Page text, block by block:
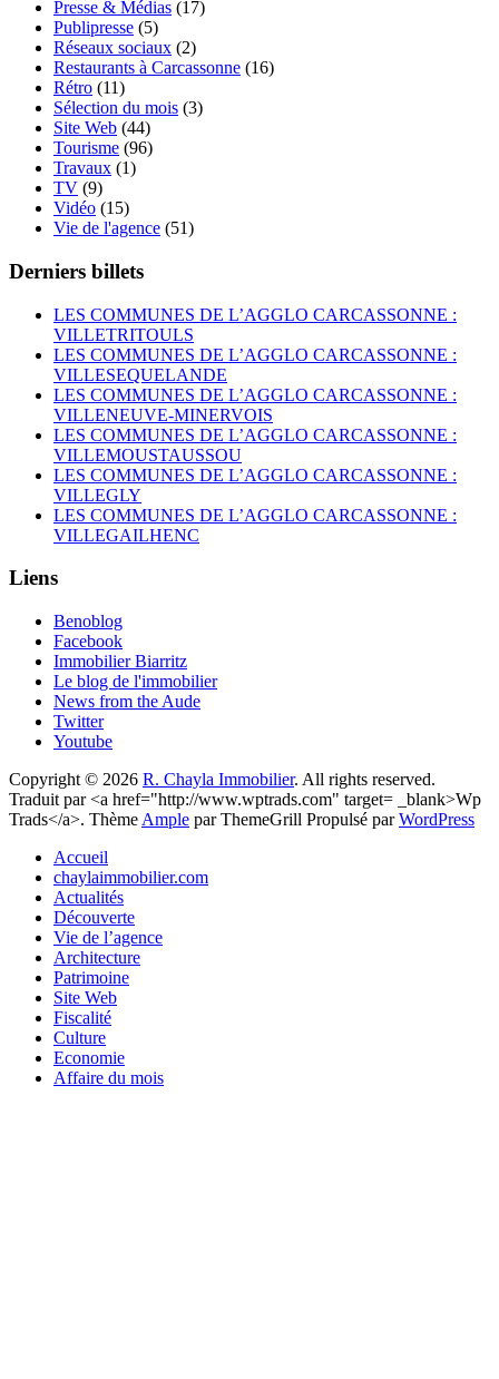
Presse & Médias (17)
Publipresse (5)
Réseaux sociaux (2)
Restaurants à Carcassonne (16)
Rétro (11)
Sélection du mois (3)
Site Web (44)
Tourisme (96)
Travaux (1)
TV (9)
Vidéo (15)
Vie de l'agence (51)
Derniers billets
LES COMMUNES DE L’AGGLO CARCASSONNE :
VILLETRITOULS
LES COMMUNES DE L’AGGLO CARCASSONNE :
VILLESEQUELANDE
LES COMMUNES DE L’AGGLO CARCASSONNE :
VILLENEUVE-MINERVOIS
LES COMMUNES DE L’AGGLO CARCASSONNE :
VILLEMOUSTAUSSOU
LES COMMUNES DE L’AGGLO CARCASSONNE :
VILLEGLY
LES COMMUNES DE L’AGGLO CARCASSONNE :
VILLEGAILHENC
Liens
Benoblog
Facebook
Immobilier Biarritz
Le blog de l'immobilier
News from the Aude
Twitter
Youtube
Copyright © 2026 R. Chayla Immobilier. All rights reserved.
Traduit par <a href="http://www.wptrads.com" target= _blank>Wp
Trads</a>. Thème Ample par ThemeGrill Propulsé parWordPress
Accueil
chaylaimmobilier.com
Actualités
Découverte
Vie de l’agence
Architecture
Patrimoine
Site Web
Fiscalité
Culture
Economie
Affaire du mois